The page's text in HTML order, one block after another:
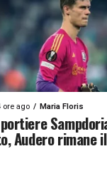
ore ago Maria Floris
Audero rimane